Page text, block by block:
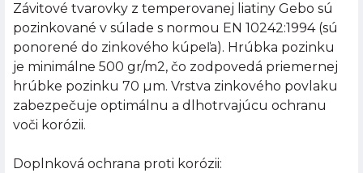
Závitové tvarovky z temperovanej liatiny Gebo sú
pozinkované v súlade s normou EN 10242:1994 (sú
ponorené do zinkového kúpeľa). Hrúbka pozinku
je minimálne 500 gr/m2, čo zodpovedá priemernej
hrúbke pozinku 70 µm. Vrstva zinkového povlaku
zabezpečuje optimálnu a dlhotrvajúcu ochranu
voči korózii.
Doplnková ochrana proti korózii: